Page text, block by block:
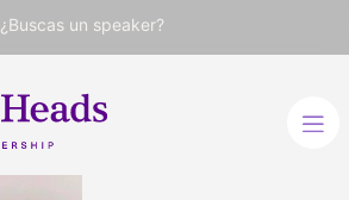
¿Buscas un speaker?